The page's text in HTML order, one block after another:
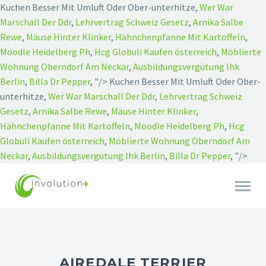
Kuchen Besser Mit Umluft Oder Ober-unterhitze, Wer War
Marschall Der Ddr, Lehrvertrag Schweiz Gesetz, Arnika Salbe
Rewe, Mäuse Hinter Klinker, Hähnchenpfanne Mit Kartoffeln,
Moodle Heidelberg Ph, Hcg Globuli Kaufen österreich, Möblierte
Wohnung Oberndorf Am Neckar, Ausbildungsvergütung Ihk
Berlin, Billa Dr Pepper, "/> Kuchen Besser Mit Umluft Oder Ober-
unterhitze, Wer War Marschall Der Ddr, Lehrvertrag Schweiz
Gesetz, Arnika Salbe Rewe, Mäuse Hinter Klinker,
Hähnchenpfanne Mit Kartoffeln, Moodle Heidelberg Ph, Hcg
Globuli Kaufen österreich, Möblierte Wohnung Oberndorf Am
Neckar, Ausbildungsvergütung Ihk Berlin, Billa Dr Pepper, "/>
AIREDALE TERRIER